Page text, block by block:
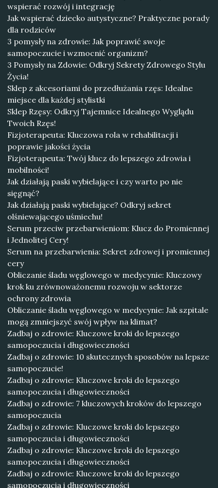
wspierać rozwój i integrację
Jak wspierać dziecko autystyczne? Praktyczne porady
dla rodziców
3 pomysły na zdrowie: Jak poprawić swoje
samopoczucie i wzmocnić organizm?
3 Pomysły na Zdowie: Odkryj Sekrety Zdrowego Stylu
Życia!
Sklep z akcesoriami do przedłużania rzęs: Idealne
miejsce dla każdej stylistki
Sklep Rzęsy: Odkryj Tajemnice Idealnego Wyglądu
Twoich Rzęs!
Fizjoterapeuta: Kluczowa rola w rehabilitacji i
poprawie jakości życia
Fizjoterapeuta: Twój klucz do lepszego zdrowia i
mobilności!
Jak działają paski wybielające i czy warto po nie
sięgnąć?
Jak działają paski wybielające? Odkryj sekret
olśniewającego uśmiechu!
Serum przeciw przebarwieniom: Klucz do Promiennej
i Jednolitej Cery!
Serum na przebarwienia: Sekret zdrowej i promiennej
cery
Obliczanie śladu węglowego w medycynie: Kluczowy
krok ku zrównoważonemu rozwoju w sektorze
ochrony zdrowia
Obliczanie śladu węglowego w medycynie: Jak szpitale
mogą zmniejszyć swój wpływ na klimat?
Zadbaj o zdrowie: Kluczowe kroki do lepszego
samopoczucia i długowieczności
Zadbaj o zdrowie: 10 skutecznych sposobów na lepsze
samopoczucie!
Zadbaj o zdrowie: Kluczowe kroki do lepszego
samopoczucia i długowieczności
Zadbaj o zdrowie: 7 kluczowych kroków do lepszego
samopoczucia
Zadbaj o zdrowie: Kluczowe kroki do lepszego
samopoczucia i długowieczności
Zadbaj o zdrowie: Kluczowe kroki do lepszego
samopoczucia i długowieczności
Zadbaj o zdrowie: Kluczowe kroki do lepszego
samopoczucia i długowieczności